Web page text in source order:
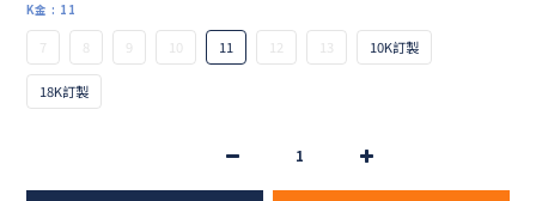
K金 : 11
7 8 10 11 12 13 10K訂製
18K訂製